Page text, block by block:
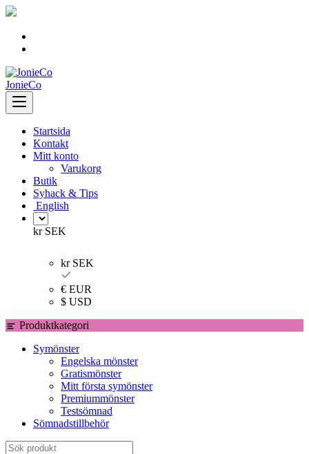
Skip
JonieCo
Startsida
Kontakt
Mitt konto
Varukorg
Butik
Syhack & Tips
English
kr SEK
kr SEK
€ EUR
$ USD
Produktkategori
Symönster
Engelska mönster
Gratismönster
Mitt första symönster
Premiummönster
Testsömnad
Sömnadstillbehör